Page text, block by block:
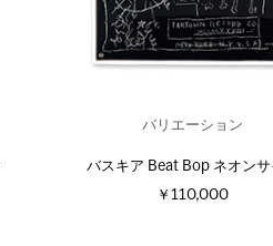
バリエーション
バスキア Beat Bop ネオンサ
￥110,000